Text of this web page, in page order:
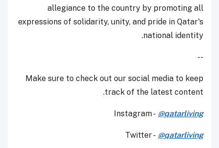
allegiance to the country by promoting all
expressions of solidarity, unity, and pride in Qatar's
national identity.
--
Make sure to check out our social media to keep
track of the latest content.
Instagram - @qatarliving
Twitter - @qatarliving